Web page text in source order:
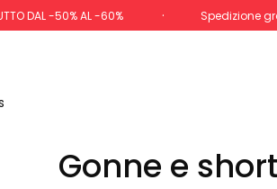
DAL -50% AL -60% Spedizione
Gonne e